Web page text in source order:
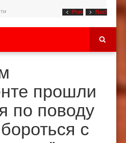
Prev Next
прошли
по поводу
с